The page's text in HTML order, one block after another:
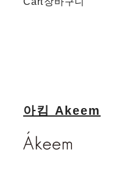
아킴 Akeem